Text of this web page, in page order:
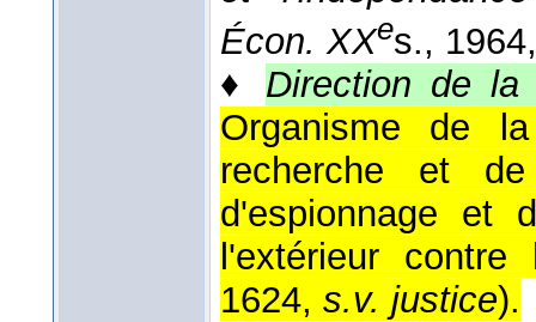
Écon. XXes., 1964
♦ Direction de la
Organisme de
recherche et
d'espionnage et
l'extérieur
1624, s.v. justice).